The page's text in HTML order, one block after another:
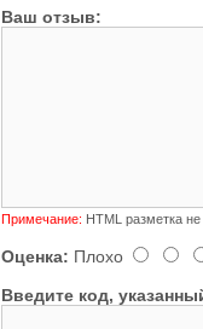
Ваш отзыв:
Примечание: HTML разметка
Оценка: Плохо
Введите код,